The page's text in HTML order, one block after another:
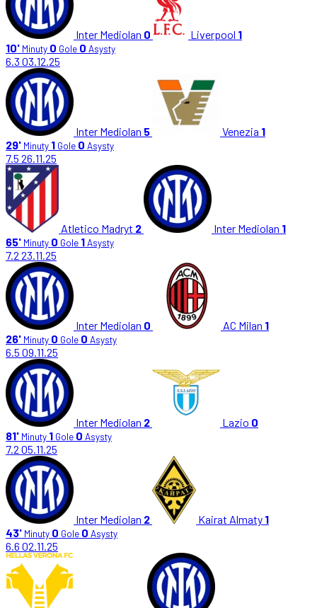
Inter Mediolan 0 Liverpool 1
10' Minuty 0 Gole 0 Asysty
6.3 03.12.25
Inter Mediolan 5 Venezia 1
29' Minuty 1 Gole 0 Asysty
7.5 26.11.25
Atletico Madryt 2 Inter Mediolan 1
65' Minuty 0 Gole 1Asysty
7.2 23.11.25
Inter Mediolan 0 AC Milan 1
26' Minuty 0 Gole 0 Asysty
6.5 09.11.25
Inter Mediolan 2 Lazio 0
81' Minuty 1 Gole 0 Asysty
7.2 05.11.25
Inter Mediolan 2 Kairat Almaty 1
43' Minuty 0 Gole 0 Asysty
6.6 02.11.25